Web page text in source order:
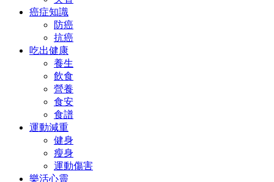
癌症知識
防癌
抗癌
吃出健康
養生
飲食
營養
食安
食譜
運動減重
健身
瘦身
運動傷害
樂活心靈